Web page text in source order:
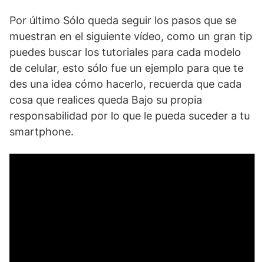
Por último Sólo queda seguir los pasos que se
muestran en el siguiente vídeo, como un gran tip
puedes buscar los tutoriales para cada modelo
de celular, esto sólo fue un ejemplo para que te
des una idea cómo hacerlo, recuerda que cada
cosa que realices queda Bajo su propia
responsabilidad por lo que le pueda suceder a tu
smartphone.